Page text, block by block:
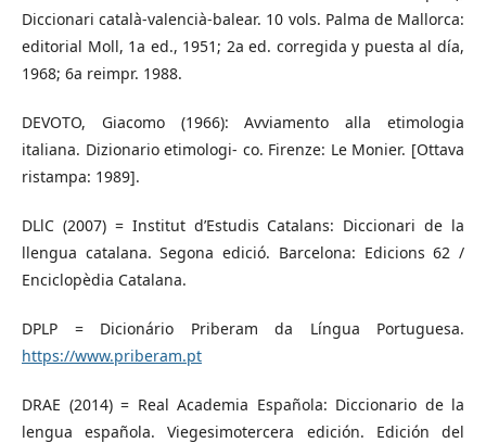
Diccionari català-valencià-balear. 10 vols. Palma de Mallorca:
editorial Moll, 1a ed., 1951; 2a ed. corregida y puesta al día,
1968; 6a reimpr. 1988.
DEVOTO, Giacomo (1966): Avviamento alla etimologia
italiana. Dizionario etimologi- co. Firenze: Le Monier. [Ottava
ristampa: 1989].
DLlC (2007) = Institut d’Estudis Catalans: Diccionari de la
llengua catalana. Segona edició. Barcelona: Edicions 62 /
Enciclopèdia Catalana.
DPLP = Dicionário Priberam da Língua Portuguesa.
https://www.priberam.pt
DRAE (2014) = Real Academia Española: Diccionario de la
lengua española. Viegesimotercera edición. Edición del